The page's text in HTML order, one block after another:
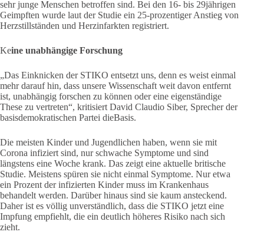
sehr junge Menschen betroffen sind. Bei den 16- bis 29jährigen
Geimpften wurde laut der Studie ein 25-prozentiger Anstieg von
Herzstillständen und Herzinfarkten registriert.
Keine unabhängige Forschung
„Das Einknicken der STIKO entsetzt uns, denn es weist einmal
mehr darauf hin, dass unsere Wissenschaft weit davon entfernt
ist, unabhängig forschen zu können oder eine eigenständige
These zu vertreten“, kritisiert David Claudio Siber, Sprecher der
basisdemokratischen Partei dieBasis.
Die meisten Kinder und Jugendlichen haben, wenn sie mit
Corona infiziert sind, nur schwache Symptome und sind
längstens eine Woche krank. Das zeigt eine aktuelle britische
Studie. Meistens spüren sie nicht einmal Symptome. Nur etwa
ein Prozent der infizierten Kinder muss im Krankenhaus
behandelt werden. Darüber hinaus sind sie kaum ansteckend.
Daher ist es völlig unverständlich, dass die STIKO jetzt eine
Impfung empfiehlt, die ein deutlich höheres Risiko nach sich
zieht.